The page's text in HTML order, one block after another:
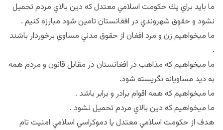
ما بايد براي يك حكومت اسلامي معتدل كه دين بالاي مردم تحميل
نشود و حقوق شهروندي در افغانستان تامين شود مبارزه كنيم .
ما ميخواهيم زن و مرد افغان از حقوق مدني مساوي برخوردار باشند
.
ما ميخواهيم كه مذاهب در افغانستان در مقابل قانون و مردم همه
به ديد مساويانه نگريسته شود.
ما مبخواهيم كه همه اقوام برادر و برابر باشد .
ما ميخواهيم كه دين بالاي مردم تحميل نشود .
هدف از حكومت اسلامي معتدل يا دموكراسي اسلامي امنيت تام